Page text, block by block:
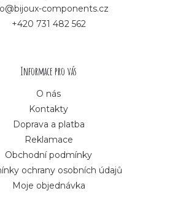
components.cz
+420 731 482 562
Informace pro vás
O nás
Kontakty
Doprava a platba
Reklamace
Obchodní podmínky
ochrany osobních údajů
Moje objednávka